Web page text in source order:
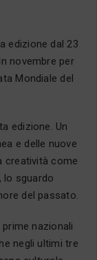
edizione dal 23
novembre per
Mondiale del
edizione. Un
e delle nuove
creatività come
lo sguardo
del passato.
nazionali
negli ultimi tre